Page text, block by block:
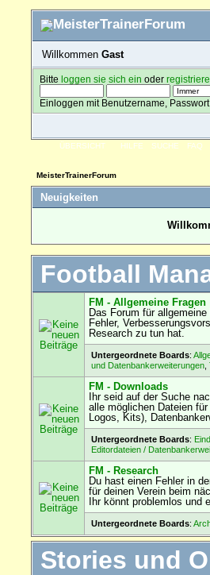
Willkommen Gast
Bitteloggen sie sich ein oder
Einloggen mit Benutzername,
ÜBERSICHT HILFE SUCHE FAQ
MeisterTrainerForum
Neuigkeiten
Football
FM - Allgemeine Fragen
Das Forum für
Fehler,
Research zu tun hat.
Untergeordnete Boards:
und Datenbankerweiterungen,
FM - Downloads
Ihr seid auf der Suche
alle möglichen Dateien
Logos, Kits),
Untergeordnete Boards:
Editordateien /
FM - Research
Du hast einen Fehler in
für deinen Verein beim
Ihr könnt problemlos und
Untergeordnete Boards:
Stories und